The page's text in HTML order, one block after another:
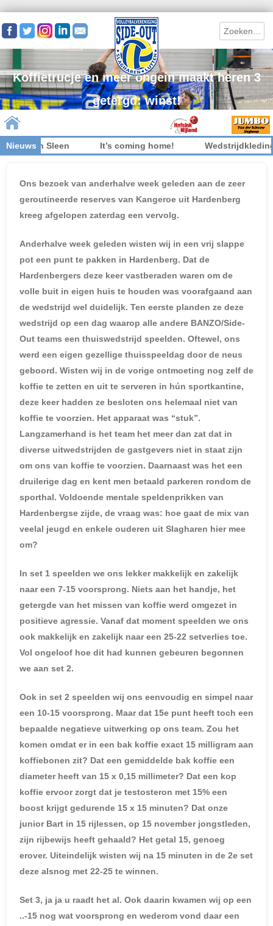
Search
Koffietrucje en meer ongein maakt heren 3
getergd: winst!
Nieuws
Sleen It’s coming home!
Wedstrijdkleding
Ons bezoek van anderhalve week geleden aan de zeer
geroutineerde reserves van Kangeroe uit Hardenberg
kreeg afgelopen zaterdag een vervolg.
Anderhalve week geleden wisten wij in een vrij slappe
pot een punt te pakken in Hardenberg. Dat de
Hardenbergers deze keer vastberaden waren om de
volle buit in eigen huis te houden was voorafgaand aan
de wedstrijd wel duidelijk. Ten eerste planden ze deze
wedstrijd op een dag waarop alle andere BANZO/Side-
Out teams een thuiswedstrijd speelden. Oftewel, ons
werd een eigen gezellige thuisspeeldag door de neus
geboord. Wisten wij in de vorige ontmoeting nog zelf de
koffie te zetten en uit te serveren in hún sportkantine,
deze keer hadden ze besloten ons helemaal niet van
koffie te voorzien. Het apparaat was “stuk”.
Langzamerhand is het team het meer dan zat dat in
diverse uitwedstrijden de gastgevers niet in staat zijn
om ons van koffie te voorzien. Daarnaast was het een
druilerige dag en kent men betaald parkeren rondom de
sporthal. Voldoende mentale speldenprikken van
Hardenbergse zijde, de vraag was: hoe gaat de mix van
veelal jeugd en enkele ouderen uit Slagharen hier mee
om?
In set 1 speelden we ons lekker makkelijk en zakelijk
naar een 7-15 voorsprong. Niets aan het handje, het
getergde van het missen van koffie werd omgezet in
positieve agressie. Vanaf dat moment speelden we ons
ook makkelijk en zakelijk naar een 25-22 setverlies toe.
Vol ongeloof hoe dit had kunnen gebeuren begonnen
we aan set 2.
Ook in set 2 speelden wij ons eenvoudig en simpel naar
een 10-15 voorsprong. Maar dat 15e punt heeft toch een
bepaalde negatieve uitwerking op ons team. Zou het
komen omdat er in een bak koffie exact 15 milligram aan
koffiebonen zit? Dat een gemiddelde bak koffie een
diameter heeft van 15 x 0,15 millimeter? Dat een kop
koffie ervoor zorgt dat je testosteron met 15% een
boost krijgt gedurende 15 x 15 minuten? Dat onze
junior Bart in 15 rijlessen, op 15 november jongstleden,
zijn rijbewijs heeft gehaald? Het getal 15, genoeg
erover. Uiteindelijk wisten wij na 15 minuten in de 2e set
deze alsnog met 22-25 te winnen.
Set 3, ja ja u raadt het al. Ook daarin kwamen wij op een
..-15 nog wat voorsprong en wederom vond daar een